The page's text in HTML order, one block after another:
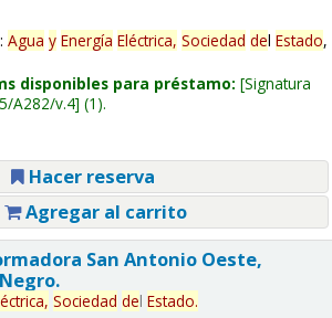
Agua y Energía Eléctrica, Sociedad del Estado,
disponibles para préstamo: Signatura
A282/v.4 (1).
Hacer reserva
Agregar al carrito
San Antonio Oeste,
Sociedad del Estado.